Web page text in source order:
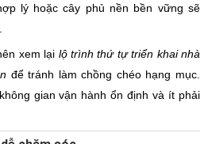
lý hoặc cây phủ nền bền vững sẽ
xem lại lộ trình thứ tự triển khai nhà
để tránh làm chồng chéo hạng mục.
gian vận hành ổn định và ít phải